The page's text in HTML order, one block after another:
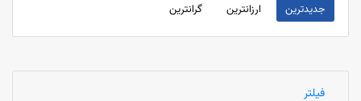
جدیدترین ارزانترین گرانترین
فیلتر